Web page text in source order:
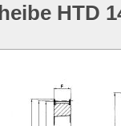
HTD